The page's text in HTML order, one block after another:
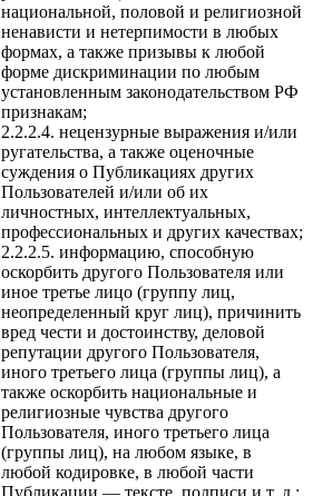
национальной, половой и религиозной
ненависти и нетерпимости в любых
формах, а также призывы к любой
форме дискриминации по любым
установленным законодательством РФ
признакам;
нецензурные выражения и/или
ругательства, а также оценочные
суждения о Публикациях других
Пользователей и/или об их
личностных, интеллектуальных,
профессиональных и других качествах;
информацию, способную
оскорбить другого Пользователя или
иное третье лицо (группу лиц,
неопределенный круг лиц), причинить
вред чести и достоинству, деловой
репутации другого Пользователя,
иного третьего лица (группы лиц), а
также оскорбить национальные и
религиозные чувства другого
Пользователя, иного третьего лица
(группы лиц), на любом языке, в
любой кодировке, в любой части
Публикации — тексте, подписи и т. д.;